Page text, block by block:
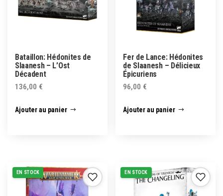
Bataillon: Hédonites de
Slaanesh – L’Ost
Décadent
136,00 €
Ajouter au panier
Fer de Lance: Hédonites
de Slaanesh – Délicieux
Épicuriens
96,00 €
Ajouter au panier
EN STOCK EN STOCK